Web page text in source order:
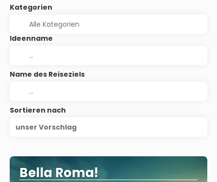
Kategorien
Ideenname
Name des Reiseziels
Sortieren nach
unser Vorschlag
Bella Roma!